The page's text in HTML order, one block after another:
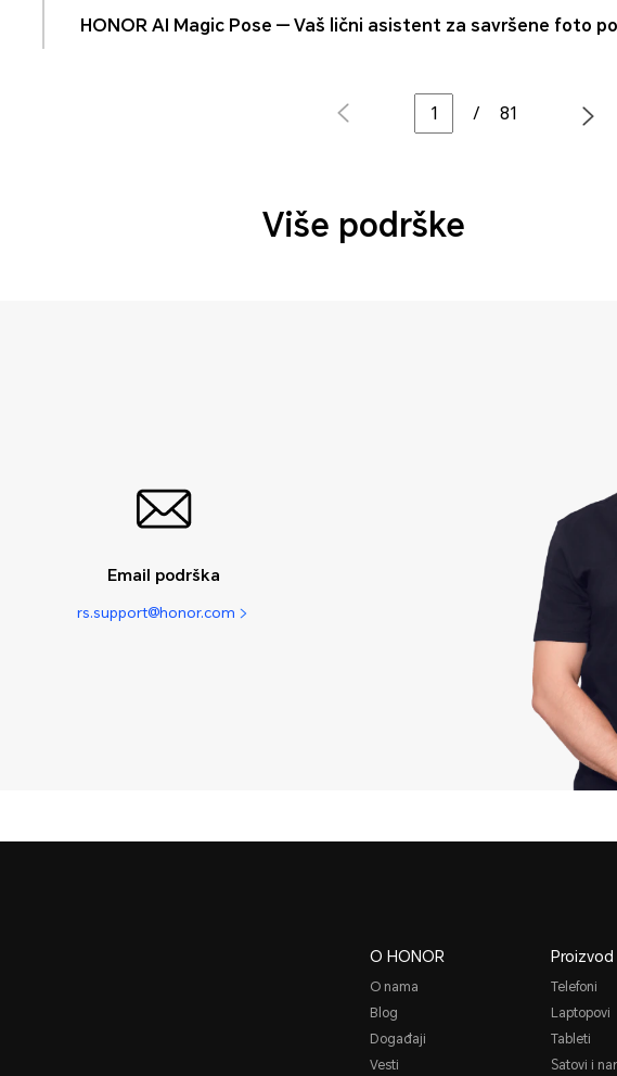
HONOR AI Magic Pose — Vaš lični asistent za savršene foto
/ 81
Više podrške
Email podrška
rs.support@honor.com
O HONOR
O nama
Blog
Događaji
Vesti
Proizvod
Telefoni
Laptopovi
Tableti
Satovi i